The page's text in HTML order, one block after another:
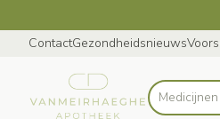
ContactGezondheidsnieuws
Product,